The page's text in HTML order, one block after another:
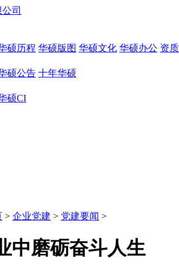
硕历程 华硕版图 华硕文化 华硕办公 资
硕公告 十年华硕
硕CI
> 企业党建 > 党建要闻 >
中磨砺奋斗人生